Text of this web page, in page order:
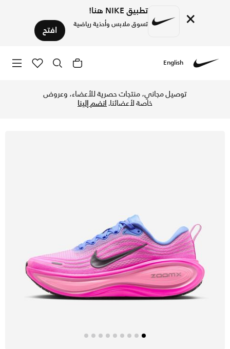
× تطبيق NIKE هنا!
تسوق ملابس وأحذية رياضية افتح
English
توصيل مجاني، منتجات حصرية للأعضاء، وعروض
خاصة لأعضائنا.انضم إلينا